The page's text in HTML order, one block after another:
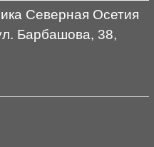
Северная Осетия
Барбашова, 38,